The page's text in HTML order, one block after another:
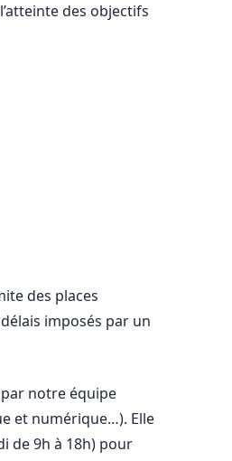
des objectifs
des places
imposés par un
notre équipe
et numérique…). Elle
de 9h à 18h) pour